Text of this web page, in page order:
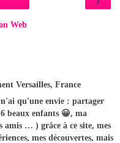
Web
Versailles, France
n'ai qu'une envie : partager
beaux enfants 😀, ma
amis … ) grâce à ce site, mes
mes découvertes, mais